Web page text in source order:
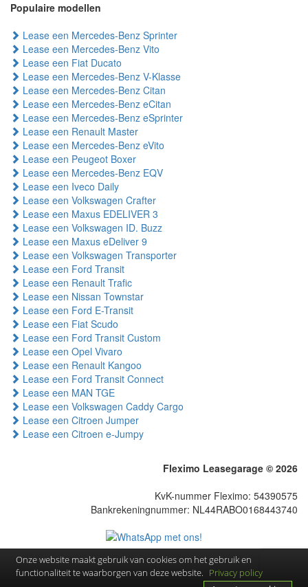
Populaire modellen
Lease een Mercedes-Benz Sprinter
Lease een Mercedes-Benz Vito
Lease een Fiat Ducato
Lease een Mercedes-Benz V-Klasse
Lease een Mercedes-Benz Citan
Lease een Mercedes-Benz eCitan
Lease een Mercedes-Benz eSprinter
Lease een Renault Master
Lease een Mercedes-Benz eVito
Lease een Peugeot Boxer
Lease een Mercedes-Benz EQV
Lease een Iveco Daily
Lease een Volkswagen Crafter
Lease een Maxus EDELIVER 3
Lease een Volkswagen ID. Buzz
Lease een Maxus eDeliver 9
Lease een Volkswagen Transporter
Lease een Ford Transit
Lease een Renault Trafic
Lease een Nissan Townstar
Lease een Ford E-Transit
Lease een Fiat Scudo
Lease een Ford Transit Custom
Lease een Opel Vivaro
Lease een Renault Kangoo
Lease een Ford Transit Connect
Lease een MAN TGE
Lease een Volkswagen Caddy Cargo
Lease een Citroen Jumper
Lease een Citroen e-Jumpy
Fleximo Leasegarage © 2026
KvK-nummer Fleximo: 54390575
Bankrekeningnummer: NL44RABO0168443740
Onze website maakt gebruik van cookies om het gebruik en
functionaliteit te waarborgen van deze website. Privacy policy